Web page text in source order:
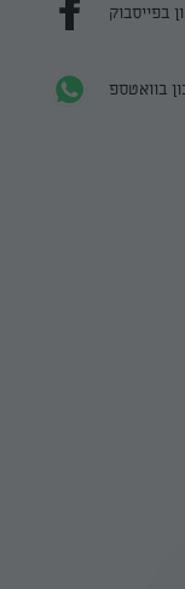
בפייסבוק
בוואטספ